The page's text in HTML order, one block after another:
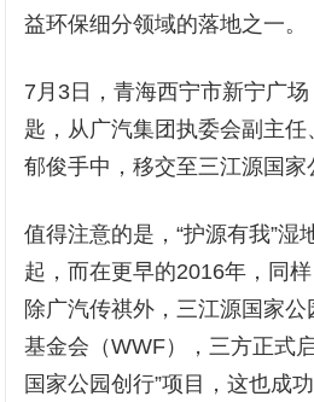
益环保细分领域的落地之一。
7月3日，青海西宁市新宁广
匙，从广汽集团执委会副主
郁俊手中，移交至三江源国家
值得注意的是，“护源有我”湿
起，而在更早的2016年，同
除广汽传祺外，三江源国家
基金会（WWF），三方正式
国家公园创行”项目，这也成